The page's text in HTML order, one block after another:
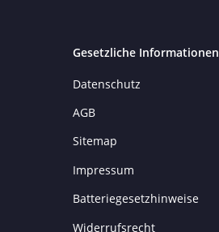
Gesetzliche Informationen
Datenschutz
AGB
Sitemap
Impressum
Batteriegesetzhinweise
Widerrufsrecht